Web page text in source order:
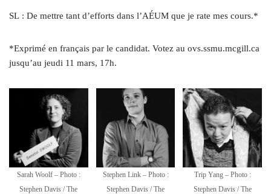
SL : De mettre tant d’efforts dans l’AÉUM que je rate mes cours.*
*Exprimé en français par le candidat. Votez au ovs​.ssmu​.mcgill​.ca
jusqu’au jeudi 11 mars, 17h.
Sarah Woolf – Photo :
Stephen Davis / The
Stephen Link – Photo :
Stephen Davis / The
Trip Yang – Photo :
Stephen Davis / The